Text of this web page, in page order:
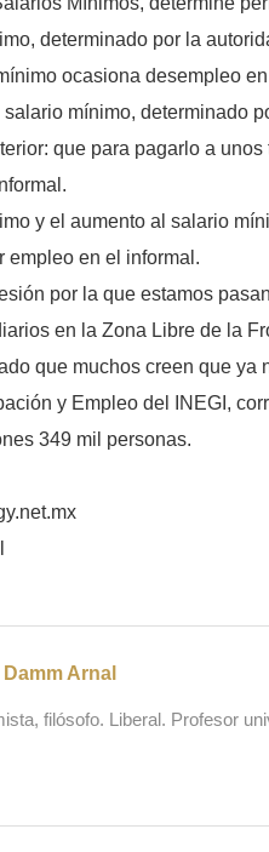
determinado por la
ocasiona desempleo
mínimo, determinado
que para pagarlo a
y el aumento al salario
empleo en el informal.
por la que estamos
en la Zona Libre de la
que muchos creen que
y Empleo del INEGI,
349 mil personas.
Arnal
filósofo. Liberal. Profesor